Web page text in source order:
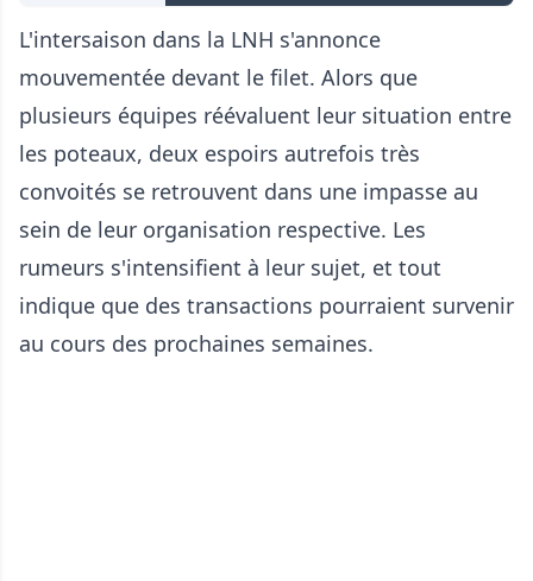
L'intersaison dans la LNH s'annonce
mouvementée devant le filet. Alors que
plusieurs équipes réévaluent leur situation entre
les poteaux, deux espoirs autrefois très
convoités se retrouvent dans une impasse au
sein de leur organisation respective. Les
rumeurs s'intensifient à leur sujet, et tout
indique que des transactions pourraient survenir
au cours des prochaines semaines.